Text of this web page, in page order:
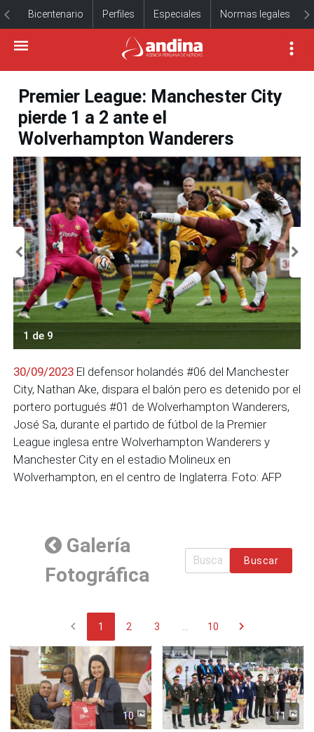
Bicentenario Perfiles Especiales Normas legales
Premier League: Manchester City
pierde 1 a 2 ante el
Wolverhampton Wanderers
1 de 9
30/09/2023 El defensor holandés #06 del Manchester
City, Nathan Ake, dispara el balón pero es detenido por el
portero portugués #01 de Wolverhampton Wanderers,
José Sa, durante el partido de fútbol de la Premier
League inglesa entre Wolverhampton Wanderers y
Manchester City en el estadio Molineux en
Wolverhampton, en el centro de Inglaterra. Foto: AFP
Galería
Fotográfica
Buscar
chevron_left 1 2 3 10 chevron_right
10 11